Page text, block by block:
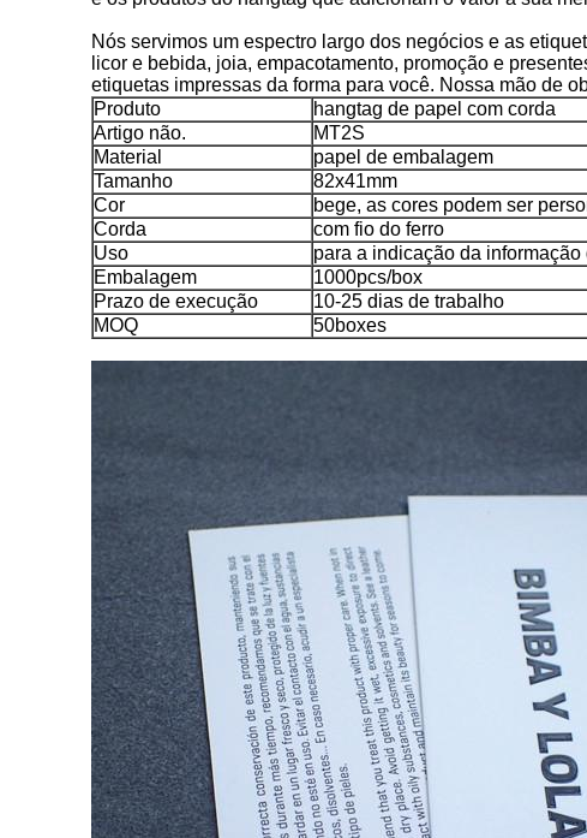
Nós servimos um espectro largo dos negócios e as
licor e bebida, joia, empacotamento, promoção e
etiquetas impressas da forma para você. Nossa mão de
Produto
hangtag de papel com corda
Artigo não.
MT2S
Material
papel de embalagem
Tamanho
82x41mm
Cor
bege, as cores podem ser
Corda
com fio do ferro
Uso
para a indicação da informação
Embalagem
1000pcs/box
Prazo de execução
10-25 dias de trabalho
MOQ
50boxes